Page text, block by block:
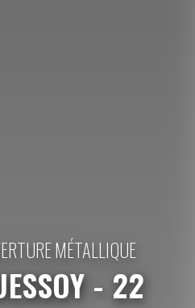
MÉTALLIQUE
- 22